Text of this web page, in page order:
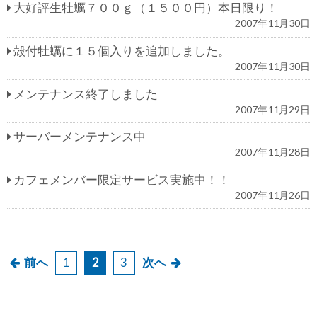
大好評生牡蠣７００ｇ（１５００円）本日限り！
2007年11月30日
殻付牡蠣に１５個入りを追加しました。
2007年11月30日
メンテナンス終了しました
2007年11月29日
サーバーメンテナンス中
2007年11月28日
カフェメンバー限定サービス実施中！！
2007年11月26日
前へ 1 2 3 次へ